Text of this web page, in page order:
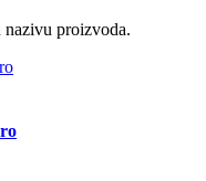
nazivu proizvoda.